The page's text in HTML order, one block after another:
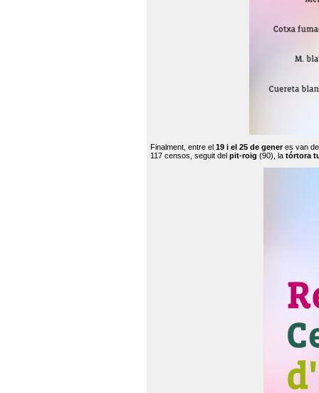
Finalment, entre el 19 i el 25 de generes van
117 censos, seguit del pit-roig (90), la tórtora